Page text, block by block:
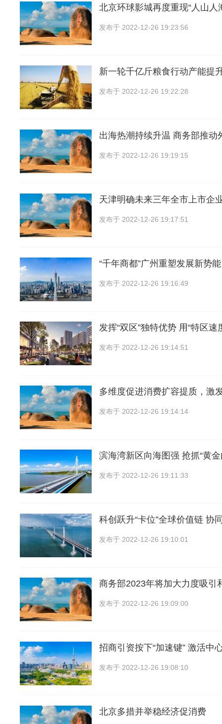
北京环球影城再度重现“人山人
发布于 2022-12-26 19:23:56
新一轮千亿斤粮食行动产能提
发布于 2022-12-26 19:22:28
出海热潮持续升温 商务部推动
发布于 2022-12-26 19:19:15
天津明确未来三年全市上市企
发布于 2022-12-26 19:17:51
“千年商都”广州重塑发展新势能
发布于 2022-12-26 19:16:49
发挥“双区”独特优势 用“特区速
发布于 2022-12-26 19:14:51
多维度促进消费扩容提质，激
发布于 2022-12-26 19:14:14
滨海湾新区向海图强 抢抓“黄金
发布于 2022-12-26 19:11:33
科创跃升“卡位”全球价值链 协
发布于 2022-12-26 19:10:01
商务部2023年将加大力度吸引
发布于 2022-12-26 19:09:00
招商引资按下“加速键” 激活中
发布于 2022-12-26 19:08:10
北京多措并举稳经济促消费